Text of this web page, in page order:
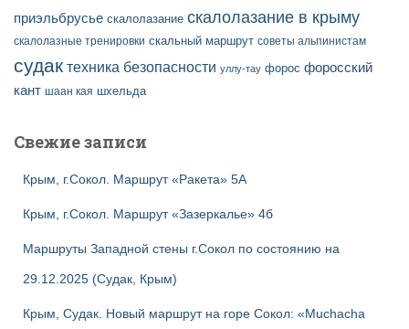
приэльбрусье скалолазание скалолазание в крыму
скалолазные тренировки скальный маршрут советы альпинистам
судак техника безопасности уллу-тау форос форосский
кант шаан кая шхельда
Свежие записи
Крым, г.Сокол. Маршрут «Ракета» 5А
Крым, г.Сокол. Маршрут «Зазеркалье» 4б
Маршруты Западной стены г.Сокол по состоянию на
29.12.2025 (Судак, Крым)
Крым, Судак. Новый маршрут на горе Сокол: «Muchacha